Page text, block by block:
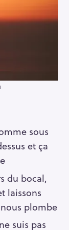
sous
et ça
du bocal,
laissons
plombe
suis pas